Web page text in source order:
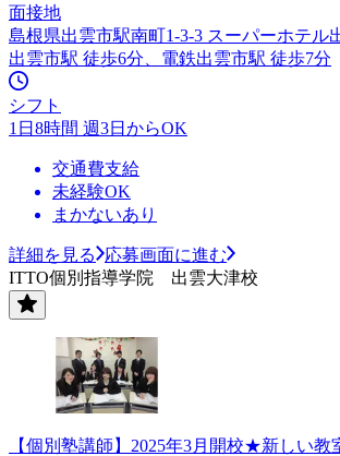
面接地
島根県出雲市駅南町1-3-3 スーパーホテル
出雲市駅 徒歩6分、電鉄出雲市駅 徒歩7分
シフト
1日8時間 週3日からOK
交通費支給
未経験OK
まかないあり
詳細を見る
応募画面に進む
ITTO個別指導学院 出雲大津校
【個別塾講師】2025年3月開校★新しい教